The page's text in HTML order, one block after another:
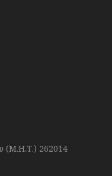
(Μ.Η.Τ.) 262014